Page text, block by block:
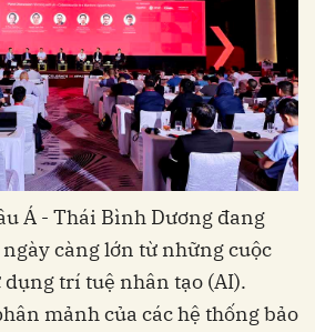
Á - Thái Bình Dương đang
càng lớn từ những cuộc
trí tuệ nhân tạo (AI).
mảnh của các hệ thống bảo